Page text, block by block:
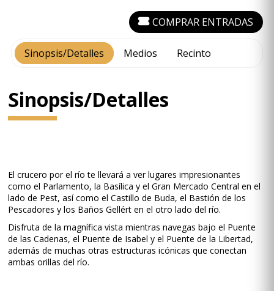
Sinopsis/Detalles Medios Recinto
COMPRAR ENTRADAS
Sinopsis/Detalles
El crucero por el río te llevará a ver lugares impresionantes
como el Parlamento, la Basílica y el Gran Mercado Central en el
lado de Pest, así como el Castillo de Buda, el Bastión de los
Pescadores y los Baños Gellért en el otro lado del río.
Disfruta de la magnífica vista mientras navegas bajo el Puente
de las Cadenas, el Puente de Isabel y el Puente de la Libertad,
además de muchas otras estructuras icónicas que conectan
ambas orillas del río.